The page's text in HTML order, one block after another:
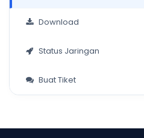
Download
Status Jaringan
Buat Tiket